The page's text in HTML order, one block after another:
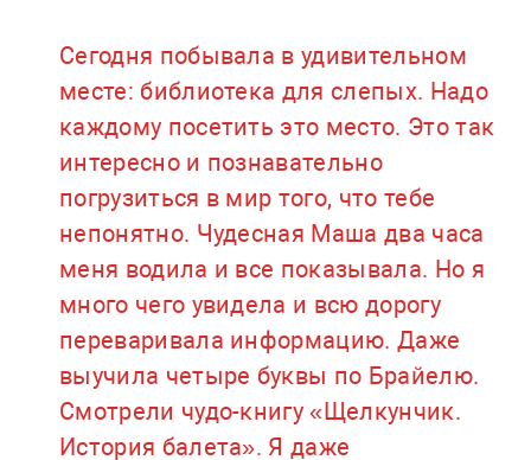
Сегодня побывала в удивительном
месте: библиотека для слепых. Надо
каждому посетить это место. Это так
интересно и познавательно
погрузиться в мир того, что тебе
непонятно. Чудесная Маша два часа
меня водила и все показывала. Но я
много чего увидела и всю дорогу
переваривала информацию. Даже
выучила четыре буквы по Брайелю.
Смотрели чудо-книгу «Щелкунчик.
История балета». Я даже